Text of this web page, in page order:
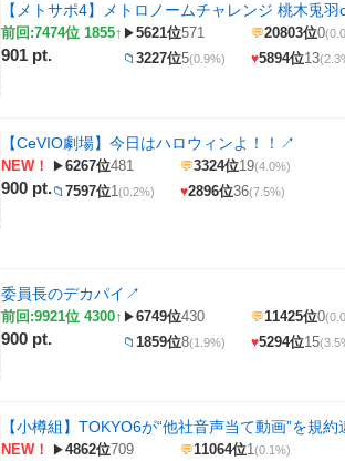
【メトサポ4】メトロノームチャレンジ 桃木兎
前回:7474位 1855↑
901 pt.
▶5621位571 💬20803位0
📁 3227位5(0.9%) ♥5894位13
【CeVIO劇場】今日はハロウィンよ！！ ↗
NEW！
900 pt.
▶6267位481 💬3324位19(4.0%)
📁 7597位1(0.2%) ♥2896位36(7.5%)
委員長のデカパイ ↗
前回:9921位 4300↑
900 pt.
▶6749位430 💬11425位0
📁 1859位8(1.9%) ♥5294位15
【小樽組】TOKYO6が“他社音声当て動画”を規
NEW！ ▶4862位709 💬11064位1(0.1%)